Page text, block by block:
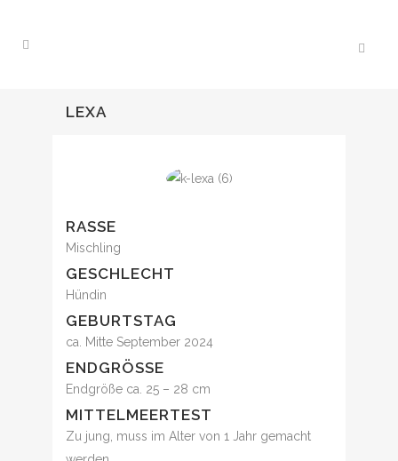
LEXA
RASSE
Mischling
GESCHLECHT
Hündin
GEBURTSTAG
ca. Mitte September 2024
ENDGRÖSSE
Endgröße ca. 25 – 28 cm
MITTELMEERTEST
Zu jung, muss im Alter von 1 Jahr gemacht